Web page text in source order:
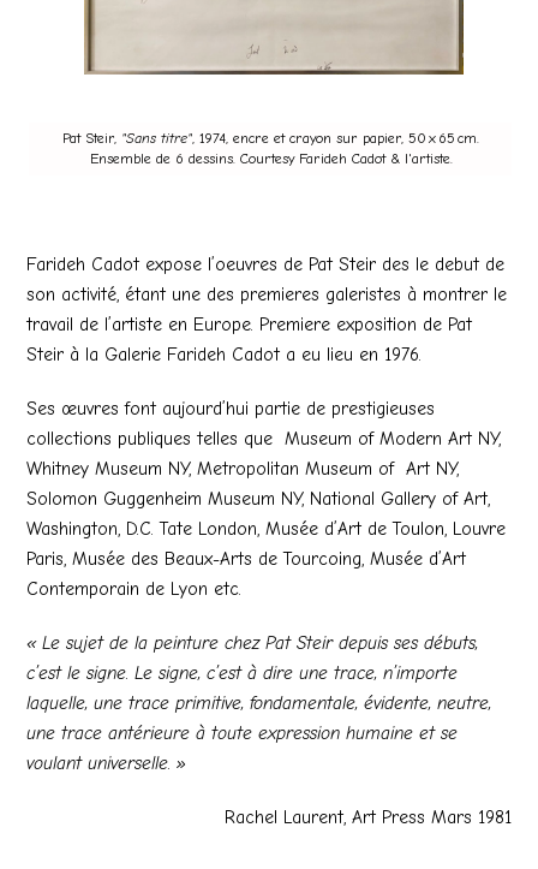
Pat Steir, "Sans titre", 1974, encre et crayon sur papier, 50 x 65 cm.
Ensemble de 6 dessins. Courtesy Farideh Cadot & l'artiste.
Farideh Cadot expose l’oeuvres de Pat Steir des le debut de
son activité, étant une des premieres galeristes à montrer le
travail de l’artiste en Europe. Premiere exposition de Pat
Steir à la Galerie Farideh Cadot a eu lieu en 1976.
Ses œuvres font aujourd’hui partie de prestigieuses
collections publiques telles que Museum of Modern Art NY,
Whitney Museum NY, Metropolitan Museum of Art NY,
Solomon Guggenheim Museum NY, National Gallery of Art,
Washington, D.C. Tate London, Musée d’Art de Toulon, Louvre
Paris, Musée des Beaux-Arts de Tourcoing, Musée d’Art
Contemporain de Lyon etc.
« Le sujet de la peinture chez Pat Steir depuis ses débuts,
c’est le signe. Le signe, c’est à dire une trace, n’importe
laquelle, une trace primitive, fondamentale, évidente, neutre,
une trace antérieure à toute expression humaine et se
voulant universelle. »
Rachel Laurent, Art Press Mars 1981